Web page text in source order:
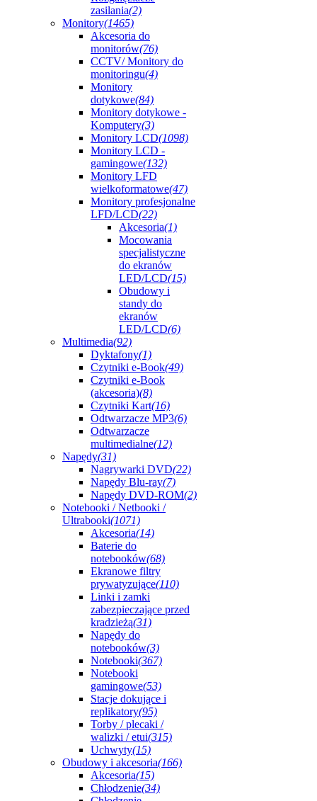
zasilania(2)
Monitory(1465)
Akcesoria do
monitorów(76)
CCTV/ Monitory do
monitoringu(4)
Monitory
dotykowe(84)
Monitory dotykowe -
Komputery(3)
Monitory LCD(1098)
Monitory LCD -
gamingowe(132)
Monitory LFD
wielkoformatowe(47)
Monitory profesjonalne
LFD/LCD(22)
Akcesoria(1)
Mocowania
specjalistyczne
do ekranów
LED/LCD(15)
Obudowy i
standy do
ekranów
LED/LCD(6)
Multimedia(92)
Dyktafony(1)
Czytniki e-Book(49)
Czytniki e-Book
(akcesoria)(8)
Czytniki Kart(16)
Odtwarzacze MP3(6)
Odtwarzacze
multimedialne(12)
Napędy(31)
Nagrywarki DVD(22)
Napędy Blu-ray(7)
Napędy DVD-ROM(2)
Notebooki / Netbooki /
Ultrabooki(1071)
Akcesoria(14)
Baterie do
notebooków(68)
Ekranowe filtry
prywatyzujące(110)
Linki i zamki
zabezpieczające przed
kradzieżą(31)
Napędy do
notebooków(3)
Notebooki(367)
Notebooki
gamingowe(53)
Stacje dokujące i
replikatory(95)
Torby / plecaki /
walizki / etui(315)
Uchwyty(15)
Obudowy i akcesoria(166)
Akcesoria(15)
Chłodzenie(34)